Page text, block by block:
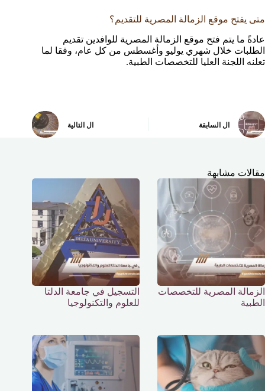
متى يفتح موقع الزمالة المصرية للتقديم؟
عادةً ما يتم فتح موقع الزمالة المصرية للوافدين تقديم
الطلبات خلال شهري يوليو وأغسطس من كل عام، وفقا لما
تعلنه اللجنة العليا للتخصصات الطبية.
ال السابقة ال التالية
مقالات مشابهة
الزمالة المصرية للتخصصات
الطبية
التسجيل في جامعة الدلتا
للعلوم والتكنولوجيا